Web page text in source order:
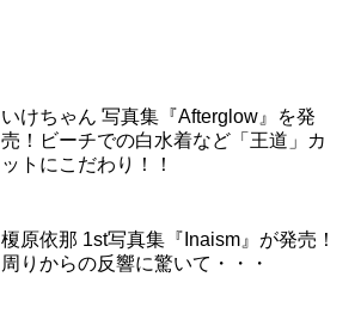
いけちゃん 写真集『Afterglow』を発
売！ビーチでの白水着など「王道」カ
ットにこだわり！！
榎原依那 1st写真集『Inaism』が発売！
周りからの反響に驚いて・・・